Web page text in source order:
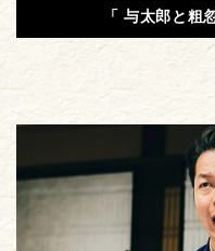
「 与太郎と粗